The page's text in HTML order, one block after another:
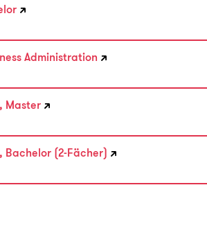
Administration
Master
(2-Fächer)